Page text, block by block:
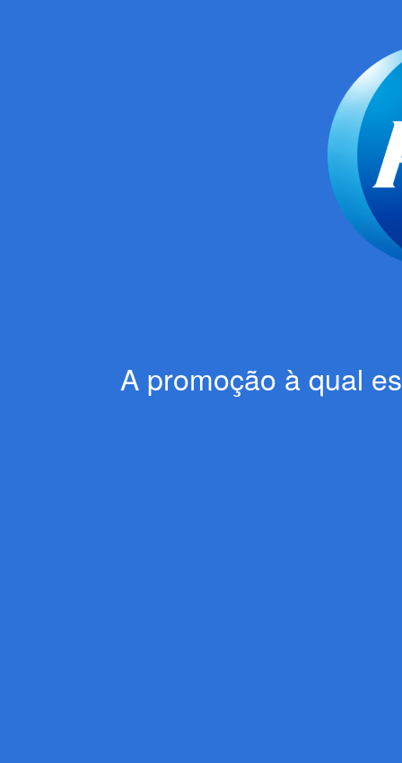
A promoção à qual